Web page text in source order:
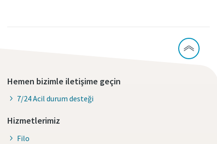
Hemen bizimle iletişime geçin
7/24 Acil durum desteği
Hizmetlerimiz
Filo